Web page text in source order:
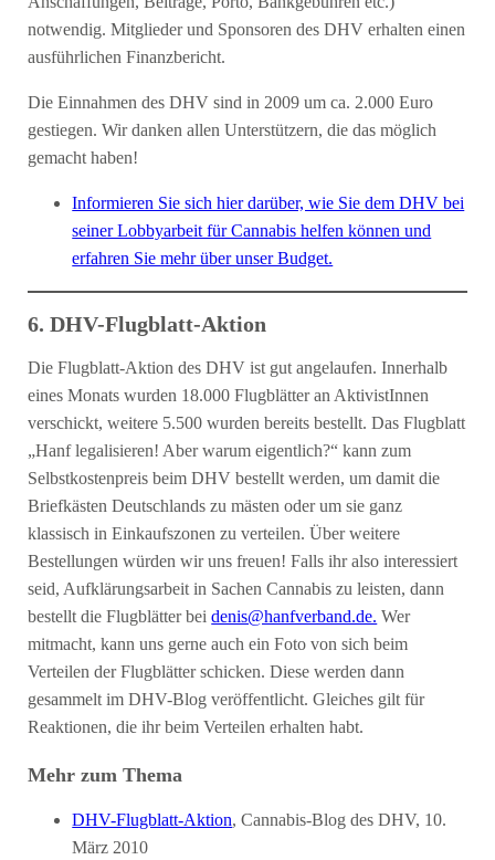
notwendig. Mitglieder und Sponsoren des DHV erhalten einen
ausführlichen Finanzbericht.
Die Einnahmen des DHV sind in 2009 um ca. 2.000 Euro
gestiegen. Wir danken allen Unterstützern, die das möglich
gemacht haben!
Informieren Sie sich hier darüber, wie Sie dem DHV bei
seiner Lobbyarbeit für Cannabis helfen können und
erfahren Sie mehr über unser Budget.
6. DHV-Flugblatt-Aktion
Die Flugblatt-Aktion des DHV ist gut angelaufen. Innerhalb
eines Monats wurden 18.000 Flugblätter an AktivistInnen
verschickt, weitere 5.500 wurden bereits bestellt. Das Flugblatt
„Hanf legalisieren! Aber warum eigentlich?“ kann zum
Selbstkostenpreis beim DHV bestellt werden, um damit die
Briefkästen Deutschlands zu mästen oder um sie ganz
klassisch in Einkaufszonen zu verteilen. Über weitere
Bestellungen würden wir uns freuen! Falls ihr also interessiert
seid, Aufklärungsarbeit in Sachen Cannabis zu leisten, dann
bestellt die Flugblätter beidenis@hanfverband.de. Wer
mitmacht, kann uns gerne auch ein Foto von sich beim
Verteilen der Flugblätter schicken. Diese werden dann
gesammelt im DHV-Blog veröffentlicht. Gleiches gilt für
Reaktionen, die ihr beim Verteilen erhalten habt.
Mehr zum Thema
DHV-Flugblatt-Aktion, Cannabis-Blog des DHV, 10.
März 2010